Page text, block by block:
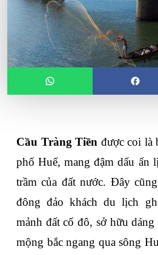
Cầu Tràng Tiền được coi là
phố Huế, mang đậm dấu ấn
trầm của đất nước. Đây
đông đảo khách du lịch
mảnh đất cố đô, sở hữu
mộng bắc ngang qua sông